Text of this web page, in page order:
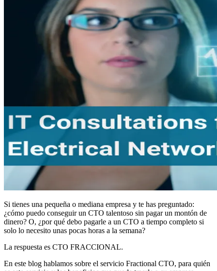
Si tienes una pequeña o mediana empresa y te has preguntado:
¿cómo puedo conseguir un CTO talentoso sin pagar un montón de
dinero? O, ¿por qué debo pagarle a un CTO a tiempo completo si
solo lo necesito unas pocas horas a la semana?
La respuesta es CTO FRACCIONAL.
En este blog hablamos sobre el servicio Fractional CTO, para quién